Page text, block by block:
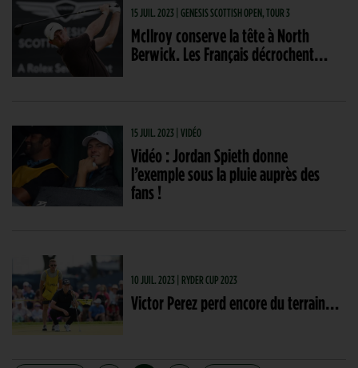
15 JUIL. 2023 | GENESIS SCOTTISH OPEN, TOUR 3
McIlroy conserve la tête à North
Berwick. Les Français décrochent…
15 JUIL. 2023 | VIDÉO
Vidéo : Jordan Spieth donne
l’exemple sous la pluie auprès des
fans !
10 JUIL. 2023 | RYDER CUP 2023
Victor Perez perd encore du terrain…